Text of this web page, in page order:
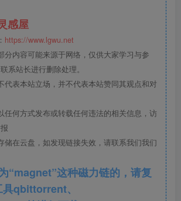
感屋
https://www.lgwu.net
分内容可能来源于网络，仅供大家学习与参
系站长进行删除处理。
代表本站立场，并不代表本站赞同其观点和对
任何方式发布或转载任何违法的相关信息，访
储在云盘，如发现链接失效，请联系我们我们
“magnet”这种磁力链的，请复
qbittorrent、